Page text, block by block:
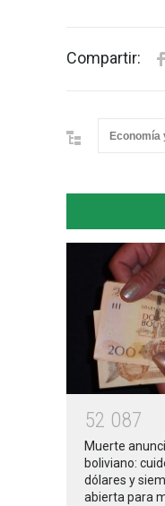
Compartir:
Economía
52 087
Muerte
boliviano:
dólares y
abierta para